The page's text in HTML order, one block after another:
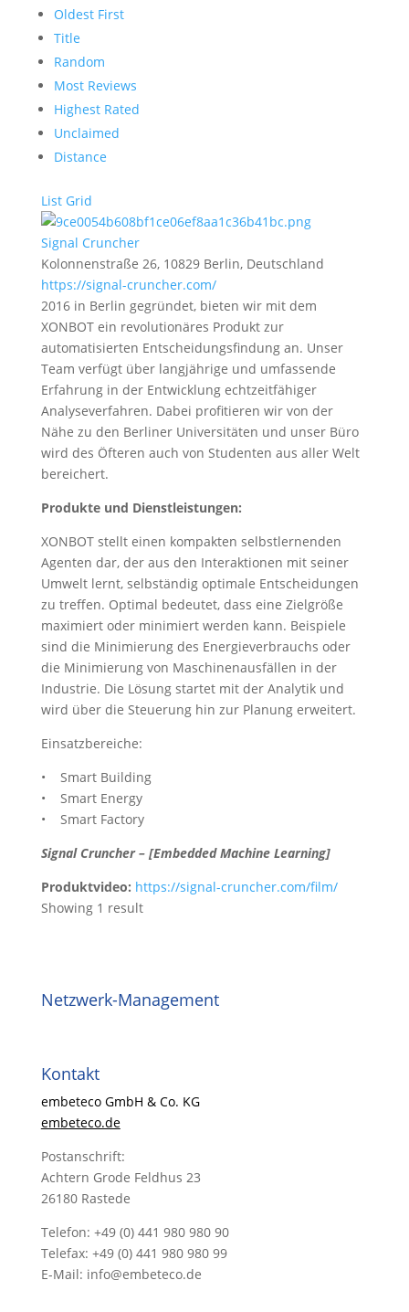
Oldest First
Title
Random
Most Reviews
Highest Rated
Unclaimed
Distance
List Grid
Signal Cruncher
Kolonnenstraße 26, 10829 Berlin, Deutschland
https://signal-cruncher.com/
2016 in Berlin gegründet, bieten wir mit dem
XONBOT ein revolutionäres Produkt zur
automatisierten Entscheidungsfindung an. Unser
Team verfügt über langjährige und umfassende
Erfahrung in der Entwicklung echtzeitfähiger
Analyseverfahren. Dabei profitieren wir von der
Nähe zu den Berliner Universitäten und unser Büro
wird des Öfteren auch von Studenten aus aller Welt
bereichert.
Produkte und Dienstleistungen:
XONBOT stellt einen kompakten selbstlernenden
Agenten dar, der aus den Interaktionen mit seiner
Umwelt lernt, selbständig optimale Entscheidungen
zu treffen. Optimal bedeutet, dass eine Zielgröße
maximiert oder minimiert werden kann. Beispiele
sind die Minimierung des Energieverbrauchs oder
die Minimierung von Maschinenausfällen in der
Industrie. Die Lösung startet mit der Analytik und
wird über die Steuerung hin zur Planung erweitert.
Einsatzbereiche:
• Smart Building
• Smart Energy
• Smart Factory
Signal Cruncher – [Embedded Machine Learning]
Produktvideo: https://signal-cruncher.com/film/
Showing 1 result
Netzwerk-Management
Kontakt
embeteco GmbH & Co. KG
embeteco.de
Postanschrift:
Achtern Grode Feldhus 23
26180 Rastede
Telefon: +49 (0) 441 980 980 90
Telefax: +49 (0) 441 980 980 99
E-Mail: info@embeteco.de